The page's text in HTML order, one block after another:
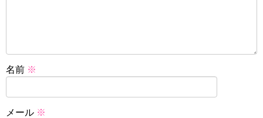
名前 ※
メール ※